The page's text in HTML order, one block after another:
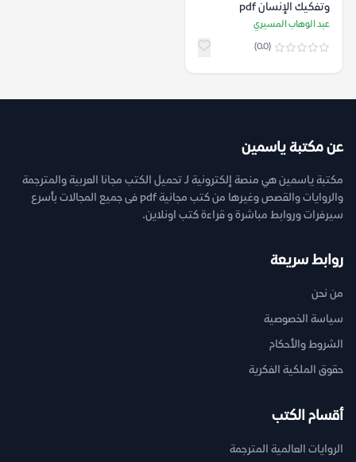
وتفكيك الإنسان pdf
عبد الوهاب المسيري
(0.0)
عن مكتبة ياسمين
مكتبة ياسمين هي منصة إلكترونية لـ تحميل الكتب مجانا العربية والمترجمة
والروايات والقصص وغيرها من كتب مجانية pdf فى جميع المجالات بأسرع
سيرفرات وروابط مباشرة و قراءة كتب اونلاين.
روابط سريعة
من نحن
سياسة الخصوصية
الشروط والأحكام
حقوق الملكية الفكرية
أقسام الكتب
الروايات العالمية المترجمة